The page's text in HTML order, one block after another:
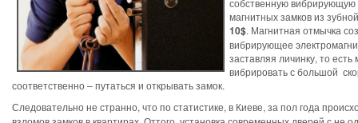
собственную вибрирующую
магнитных замков из
10$. Магнитная отмычка
вибрирующее
заставляя личинку, то есть
вибрировать с большой
соответственно – путаться и открывать замок.
Следовательно не странно, что по статистике, в Киеве, за пол года